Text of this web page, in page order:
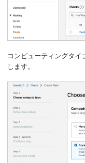
コンピューティングタイ
します。